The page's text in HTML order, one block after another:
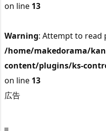
on line 13
Warning: Attempt to read
/home/makedorama/
content/plugins/ks-
on line 13
広告